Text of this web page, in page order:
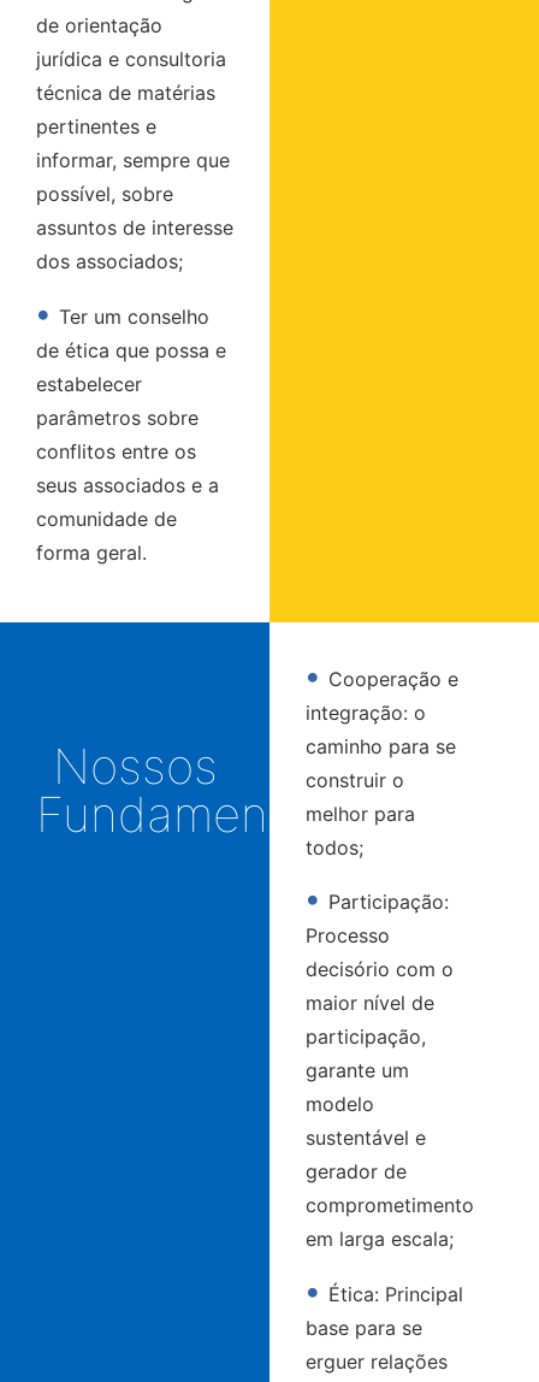
de orientação
jurídica e consultoria
técnica de matérias
pertinentes e
informar, sempre que
possível, sobre
assuntos de interesse
dos associados;
• Ter um conselho
de ética que possa e
estabelecer
parâmetros sobre
conflitos entre os
seus associados e a
comunidade de
forma geral.
Nossos
Fundamentos
• Cooperação e
integração: o
caminho para se
construir o
melhor para
todos;
• Participação:
Processo
decisório com o
maior nível de
participação,
garante um
modelo
sustentável e
gerador de
comprometimento
em larga escala;
• Ética: Principal
base para se
erguer relações